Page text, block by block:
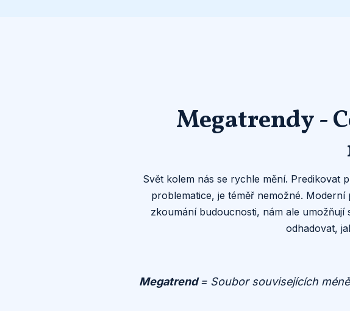
Megatrendy -
Svět kolem nás se rychle mění. Predikovat
problematice, je téměř nemožné. Moderní
zkoumání budoucnosti, nám ale umožňují
odhadovat,
Megatrend= Soubor souvisejících